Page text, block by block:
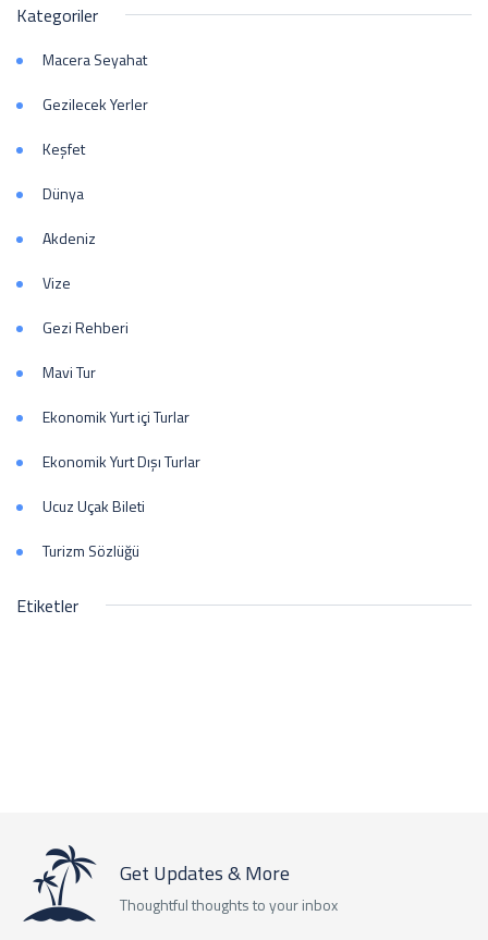
Kategoriler
Macera Seyahat
Gezilecek Yerler
Keşfet
Dünya
Akdeniz
Vize
Gezi Rehberi
Mavi Tur
Ekonomik Yurt içi Turlar
Ekonomik Yurt Dışı Turlar
Ucuz Uçak Bileti
Turizm Sözlüğü
Etiketler
Get Updates & More
Thoughtful thoughts to your inbox